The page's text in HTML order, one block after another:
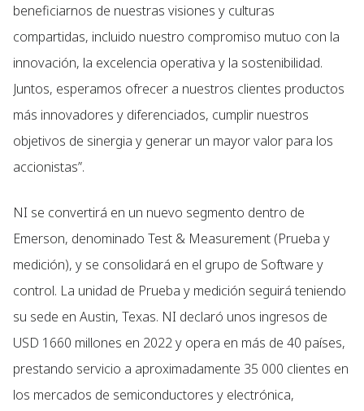
beneficiarnos de nuestras visiones y culturas
compartidas, incluido nuestro compromiso mutuo con la
innovación, la excelencia operativa y la sostenibilidad.
Juntos, esperamos ofrecer a nuestros clientes productos
más innovadores y diferenciados, cumplir nuestros
objetivos de sinergia y generar un mayor valor para los
accionistas”.
NI se convertirá en un nuevo segmento dentro de
Emerson, denominado Test & Measurement (Prueba y
medición), y se consolidará en el grupo de Software y
control. La unidad de Prueba y medición seguirá teniendo
su sede en Austin, Texas. NI declaró unos ingresos de
USD 1660 millones en 2022 y opera en más de 40 países,
prestando servicio a aproximadamente 35 000 clientes en
los mercados de semiconductores y electrónica,